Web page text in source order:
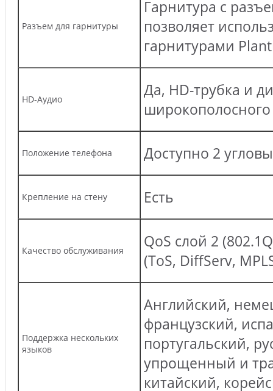
Разъем для гарнитуры
Гарнитура с
позволяет
гарнитурами
HD-Аудио
Да, HD-трубка и
Положение телефона Доступно 2
Крепление на стену Есть
Качество обслуживания
QoS слой 2
(ToS, DiffServ,
Поддержка нескольких
языков
Английский,
французский,
португальский,
упрощенный и
китайский,